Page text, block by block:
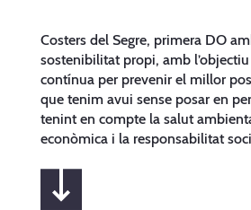
Costers del Segre, primera DO
sostenibilitat propi, amb
contínua per prevenir el millor
que tenim avui sense posar en
tenint en compte la salut
econòmica i la responsabilitat